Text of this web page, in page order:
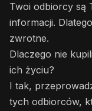
Twoi odbiorcy są
informacji.
zwrotne.
Dlaczego nie
ich życiu?
I tak,
tych odbiorców,